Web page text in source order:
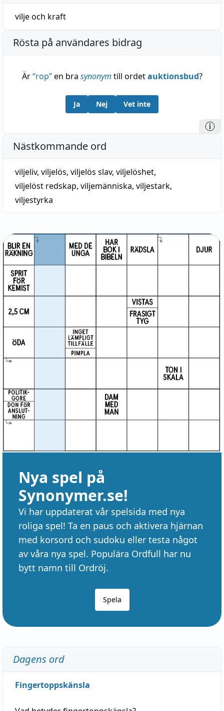
viljeoch kraft
Rösta på användares bidrag
Är“rop”en bra synonym till ordetauktionsbud?
Ja Nej Vet inte
Nästkommande ord
viljeliv, viljelös, viljelös slav, viljelöshet,
viljelöst redskap, viljemänniska, viljestark,
viljestyrka
Nya spel på
Synonymer.se!
Vi har uppdaterat vår spelsida med nya
roliga spel! Ta en paus och aktivera hjärnan
med korsord och sudoku eller testa något
av våra nya spel. Populära Ordfull har nu
bytt namn till Ordröj.
Spela
Dagens ord
Fingertoppskänsla